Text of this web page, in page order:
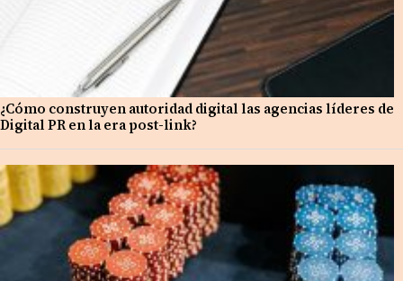
¿Cómo construyen autoridad digital las agencias líderes de
Digital PR en la era post-link?